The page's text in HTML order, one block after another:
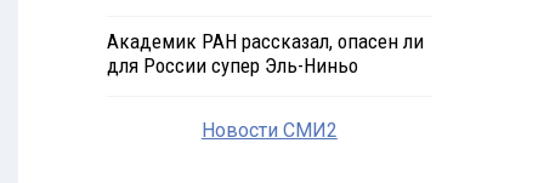
Академик РАН рассказал, опасен ли
для России супер Эль-Ниньо
Новости СМИ2